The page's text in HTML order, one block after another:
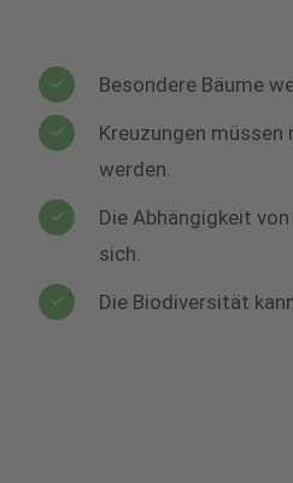
Besondere Bäume
Kreuzungen
werden.
Die Abhängigkeit
sich.
Die Biodiversität